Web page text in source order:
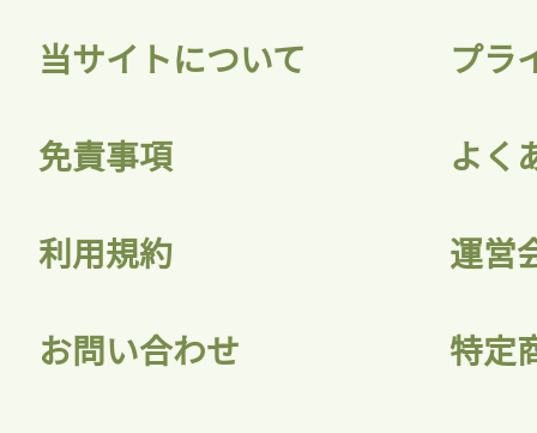
当サイトについて プラ
免責事項 よく
利用規約 運営
お問い合わせ 特定